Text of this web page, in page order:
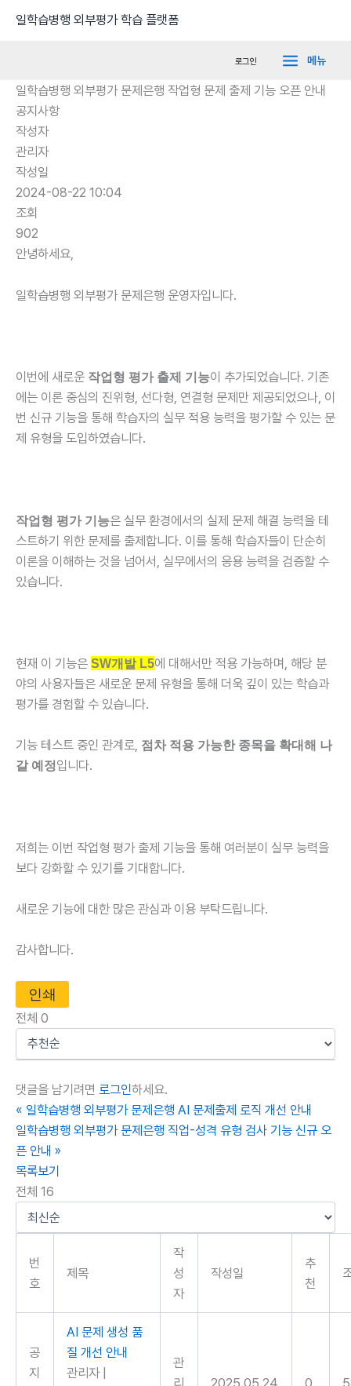
일학습병행 외부평가 학습 플랫폼
로그인
Menu
메뉴
일학습병행 외부평가 문제은행 작업형 문제 출제 기능 오픈 안내
공지사항
작성자
관리자
작성일
2024-08-22 10:04
조회
902
안녕하세요,
일학습병행 외부평가 문제은행 운영자입니다.
이번에 새로운 작업형 평가 출제 기능이 추가되었습니다. 기존
에는 이론 중심의 진위형, 선다형, 연결형 문제만 제공되었으나, 이
번 신규 기능을 통해 학습자의 실무 적용 능력을 평가할 수 있는 문
제 유형을 도입하였습니다.
작업형 평가 기능은 실무 환경에서의 실제 문제 해결 능력을 테
스트하기 위한 문제를 출제합니다. 이를 통해 학습자들이 단순히
이론을 이해하는 것을 넘어서, 실무에서의 응용 능력을 검증할 수
있습니다.
현재 이 기능은 SW개발 L5에 대해서만 적용 가능하며, 해당 분
야의 사용자들은 새로운 문제 유형을 통해 더욱 깊이 있는 학습과
평가를 경험할 수 있습니다.
기능 테스트 중인 관계로, 점차 적용 가능한 종목을 확대해 나
갈 예정입니다.
저희는 이번 작업형 평가 출제 기능을 통해 여러분이 실무 능력을
보다 강화할 수 있기를 기대합니다.
새로운 기능에 대한 많은 관심과 이용 부탁드립니다.
감사합니다.
인쇄
전체 0
댓글을 남기려면 로그인하세요.
« 일학습병행 외부평가 문제은행 AI 문제출제 로직 개선 안내
일학습병행 외부평가 문제은행 직업-성격 유형 검사 기능 신규 오
픈 안내 »
목록보기
전체 16
번
호
제목
작
성
자
작성일
추
천
공
지
AI 문제 생성 품
질 개선 안내
관리자
관